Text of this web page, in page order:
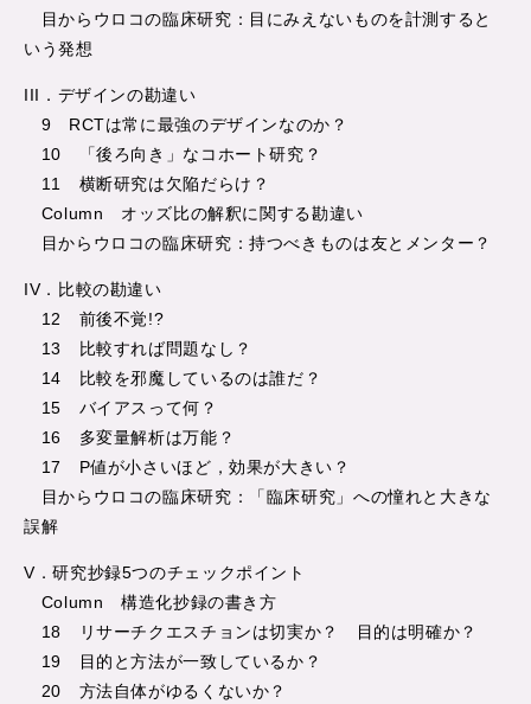
目からウロコの臨床研究：目にみえないものを計測すると
いう発想
III．デザインの勘違い
9 RCTは常に最強のデザインなのか？
10 「後ろ向き」なコホート研究？
11 横断研究は欠陥だらけ？
Column オッズ比の解釈に関する勘違い
目からウロコの臨床研究：持つべきものは友とメンター？
IV．比較の勘違い
12 前後不覚!?
13 比較すれば問題なし？
14 比較を邪魔しているのは誰だ？
15 バイアスって何？
16 多変量解析は万能？
17 P値が小さいほど，効果が大きい？
目からウロコの臨床研究：「臨床研究」への憧れと大きな
誤解
V．研究抄録5つのチェックポイント
Column 構造化抄録の書き方
18 リサーチクエスチョンは切実か？ 目的は明確か？
19 目的と方法が一致しているか？
20 方法自体がゆるくないか？